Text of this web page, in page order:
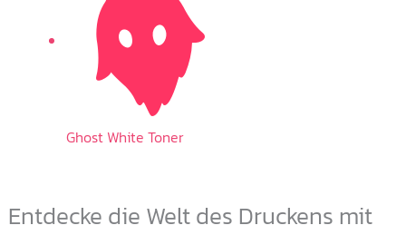
Ghost White Toner
Entdecke die Welt des Druckens mit